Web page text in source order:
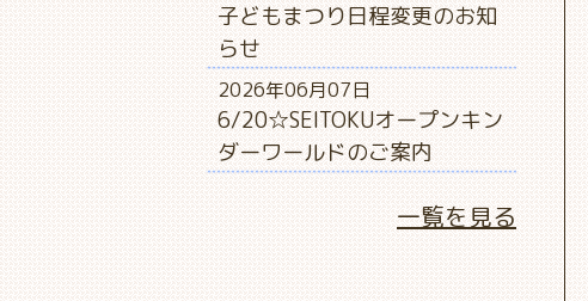
子どもまつり日程変更のお知
らせ
2026年06月07日
6/20☆SEITOKUオープンキン
ダーワールドのご案内
一覧を見る